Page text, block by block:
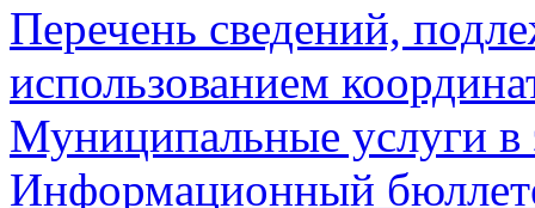
Перечень сведений,
использованием
Муниципальные услуги в
Информационный